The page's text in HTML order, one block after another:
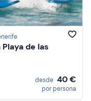
de las
desde 40 €
por persona